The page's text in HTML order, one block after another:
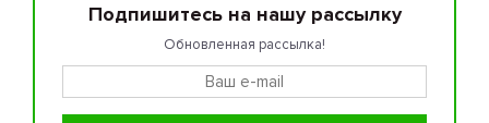
Подпишитесь на нашу рассылку
Обновленная рассылка!